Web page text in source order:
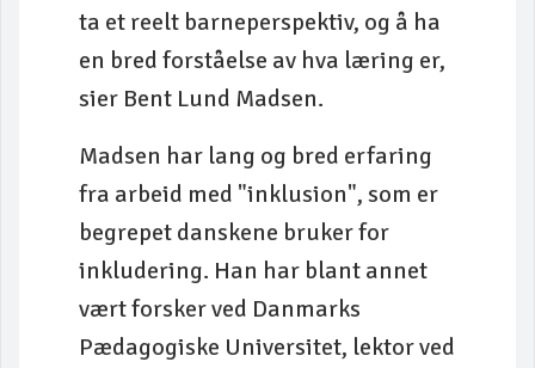
ta et reelt barneperspektiv, og å ha
en bred forståelse av hva læring er,
sier Bent Lund Madsen.
Madsen har lang og bred erfaring
fra arbeid med "inklusion", som er
begrepet danskene bruker for
inkludering. Han har blant annet
vært forsker ved Danmarks
Pædagogiske Universitet, lektor ved